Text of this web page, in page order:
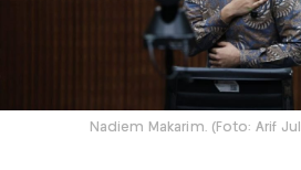
Nadiem Makarim. (Foto: Arif